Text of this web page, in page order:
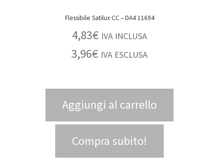
Flessibile Satilux CC – DA4 11694
4,83€ IVA INCLUSA
3,96€ IVA ESCLUSA
Aggiungi al carrello
Compra subito!